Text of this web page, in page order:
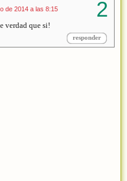
de 2014 a las 8:15
verdad que si!
responder